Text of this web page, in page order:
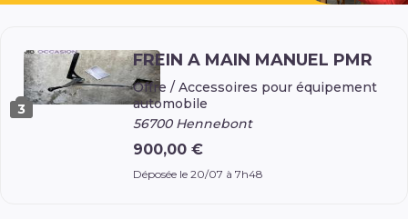
3
FREIN A MAIN MANUEL PMR
Offre / Accessoires pour équipement
automobile
56700 Hennebont
900,00 €
Déposée le 20/07 à 7h48